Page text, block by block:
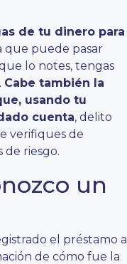
de tu dinero para
que puede pasar
lo notes, tengas
Cabe también la
usando tu
cuenta, delito
verifiques de
riesgo.
un
el préstamo a
de cómo fue la